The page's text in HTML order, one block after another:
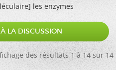
les enzymes
LA DISCUSSION
des résultats 1 à 14 sur 14